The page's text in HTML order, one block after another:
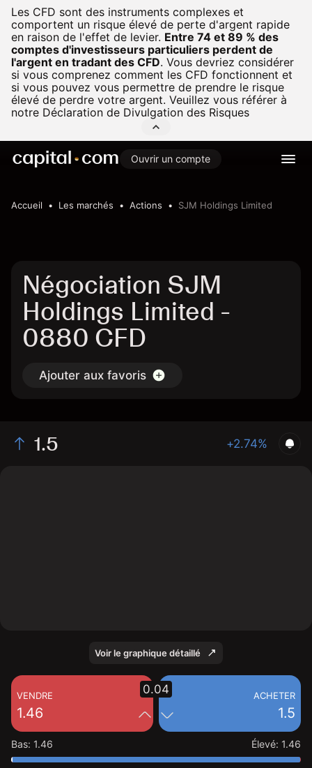
Les CFD sont des instruments complexes et
comportent un risque élevé de perte d'argent rapide
en raison de l'effet de levier. Entre 74 et 89 % des
comptes d'investisseurs particuliers perdent de
l'argent en tradant des CFD. Vous devriez considérer
si vous comprenez comment les CFD fonctionnent et
si vous pouvez vous permettre de prendre le risque
élevé de perdre votre argent. Veuillez vous référer à
notre Déclaration de Divulgation des Risques
Ouvrir un compte
Accueil Les marchés Actions SJM Holdings Limited
Négociation SJM
Holdings Limited -
0880 CFD
Ajouter aux favoris
1.5 +2.74%
Voir le graphique détaillé
VENDRE
1.46
ACHETER
1.5
0.04
Bas: 1.46 Élevé: 1.46